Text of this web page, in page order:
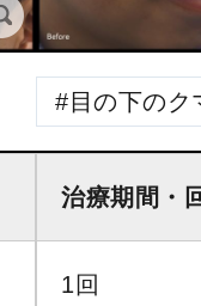
目の下のク
治療期間・
1回